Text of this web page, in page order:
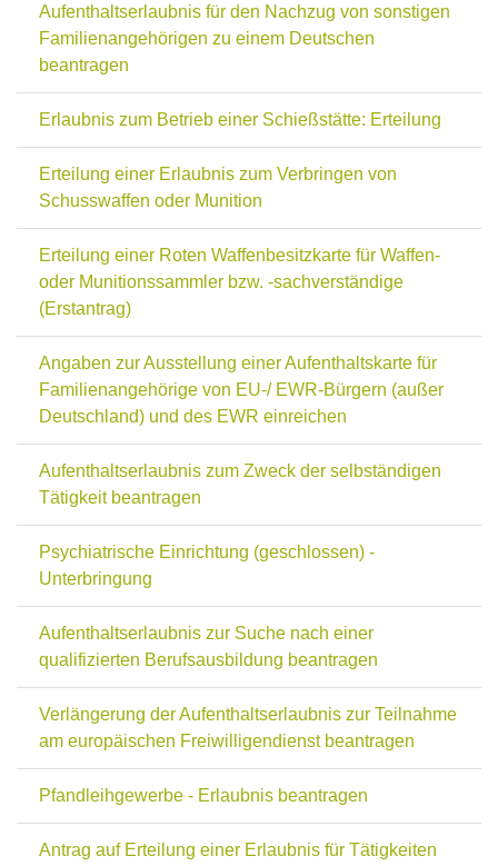
Aufenthaltserlaubnis für den Nachzug von sonstigen
Familienangehörigen zu einem Deutschen
beantragen
Erlaubnis zum Betrieb einer Schießstätte: Erteilung
Erteilung einer Erlaubnis zum Verbringen von
Schusswaffen oder Munition
Erteilung einer Roten Waffenbesitzkarte für Waffen-
oder Munitionssammler bzw. -sachverständige
(Erstantrag)
Angaben zur Ausstellung einer Aufenthaltskarte für
Familienangehörige von EU-/ EWR-Bürgern (außer
Deutschland) und des EWR einreichen
Aufenthaltserlaubnis zum Zweck der selbständigen
Tätigkeit beantragen
Psychiatrische Einrichtung (geschlossen) -
Unterbringung
Aufenthaltserlaubnis zur Suche nach einer
qualifizierten Berufsausbildung beantragen
Verlängerung der Aufenthaltserlaubnis zur Teilnahme
am europäischen Freiwilligendienst beantragen
Pfandleihgewerbe - Erlaubnis beantragen
Antrag auf Erteilung einer Erlaubnis für Tätigkeiten